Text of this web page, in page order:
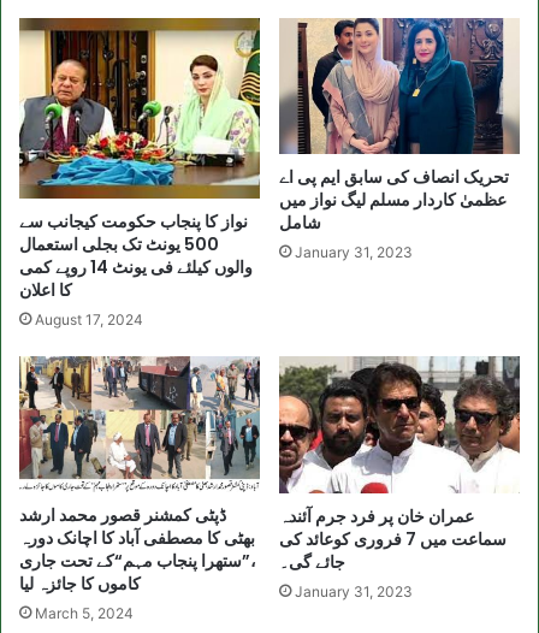
نواز کا پنجاب حکومت کیجانب سے
500 یونٹ تک بجلی استعمال
والوں کیلئے فی یونٹ 14 روپے کمی
کا اعلان
August 17, 2024
تحریک انصاف کی سابق ایم پی اے
عظمیٰ کاردار مسلم لیگ نواز میں
شامل
January 31, 2023
ڈپٹی کمشنر قصور محمد ارشد
بھٹی کا مصطفی آباد کا اچانک دورہ
،”ستھرا پنجاب مہم“کے تحت جاری
کاموں کا جائزہ لیا
March 5, 2024
عمران خان پر فرد جرم آئندہ
سماعت میں 7 فروری کوعائد کی
جائے گی۔
January 31, 2023